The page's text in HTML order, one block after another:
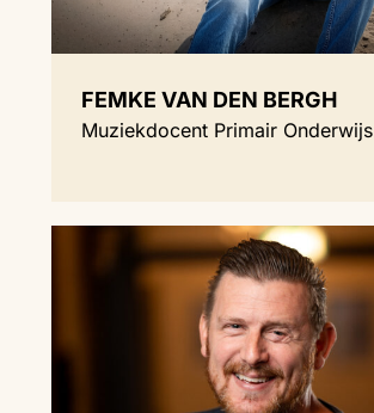
FEMKE VAN DEN BERGH
Muziekdocent Primair Onderwijs